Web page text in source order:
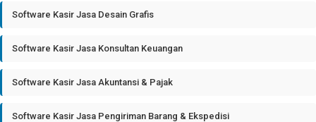
Software Kasir Jasa Desain Grafis
Software Kasir Jasa Konsultan Keuangan
Software Kasir Jasa Akuntansi & Pajak
Software Kasir Jasa Pengiriman Barang & Ekspedisi